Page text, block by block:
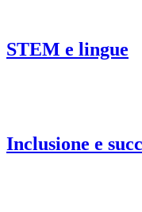
STEM e lingue
Inclusione e